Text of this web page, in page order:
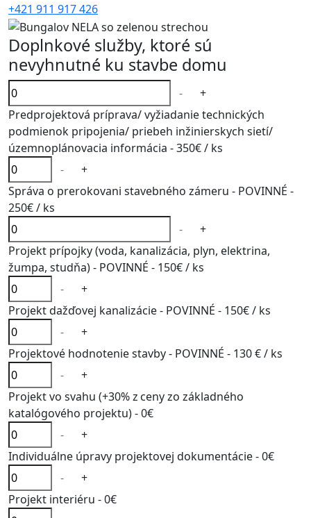
+421 911 917 426
Doplnkové služby, ktoré sú
nevyhnutné ku stavbe domu
-
+
Predprojektová príprava/ vyžiadanie technických
podmienok pripojenia/ priebeh inžinierskych sietí/
územnoplánovacia informácia -350€/ ks
-
+
Správa o prerokovani stavebného zámeru - POVINNÉ -
250€/ ks
-
+
Projekt prípojky (voda, kanalizácia, plyn, elektrina,
žumpa, studňa) - POVINNÉ - 150€/ ks
-
+
Projekt dažďovej kanalizácie - POVINNÉ - 150€/ ks
-
+
Projektové hodnotenie stavby - POVINNÉ - 130 €/ ks
-
+
Projekt vo svahu (+30% z ceny zo základného
katalógového projektu) -0€
-
+
Individuálne úpravy projektovej dokumentácie -0€
-
+
Projekt interiéru -0€